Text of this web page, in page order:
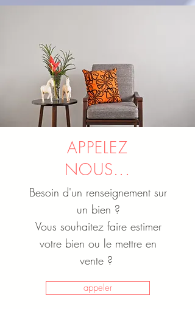
APPELEZ
NOUS...
Besoin d'un renseignement sur
un bien ?
Vous souhaitez faire estimer
votre bien ou le mettre en
vente ?
appeler